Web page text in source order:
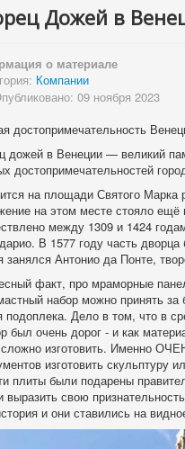
Дожей в
о материале
Компании
09 ноября 2023
достопримечательность
дожей в Венеции — великий
достопримечательностей
на площади Святого
на этом месте стояло ещё
между 1309 и 1424
В 1577 году часть
занялся Антонио да Понте,
факт, про мраморные
набор можно принять за
подоплека. Дело в том, что в
был очень дорог - и как
изготовить. Именно
изготовить
плиты были подарены
выразить свою
и они ставились на